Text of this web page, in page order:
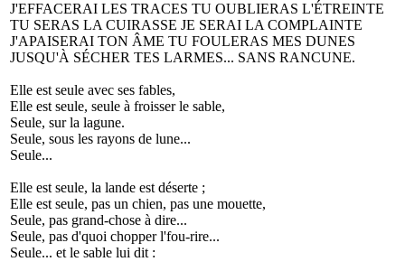
J'EFFACERAI LES TRACES TU OUBLIERAS L'ÉTREINTE
TU SERAS LA CUIRASSE JE SERAI LA COMPLAINTE
J'APAISERAI TON ÂME TU FOULERAS MES DUNES
JUSQU'À SÉCHER TES LARMES... SANS RANCUNE.
Elle est seule avec ses fables,
Elle est seule, seule à froisser le sable,
Seule, sur la lagune.
Seule, sous les rayons de lune...
Seule...
Elle est seule, la lande est déserte ;
Elle est seule, pas un chien, pas une mouette,
Seule, pas grand-chose à dire...
Seule, pas d'quoi chopper l'fou-rire...
Seule... et le sable lui dit :